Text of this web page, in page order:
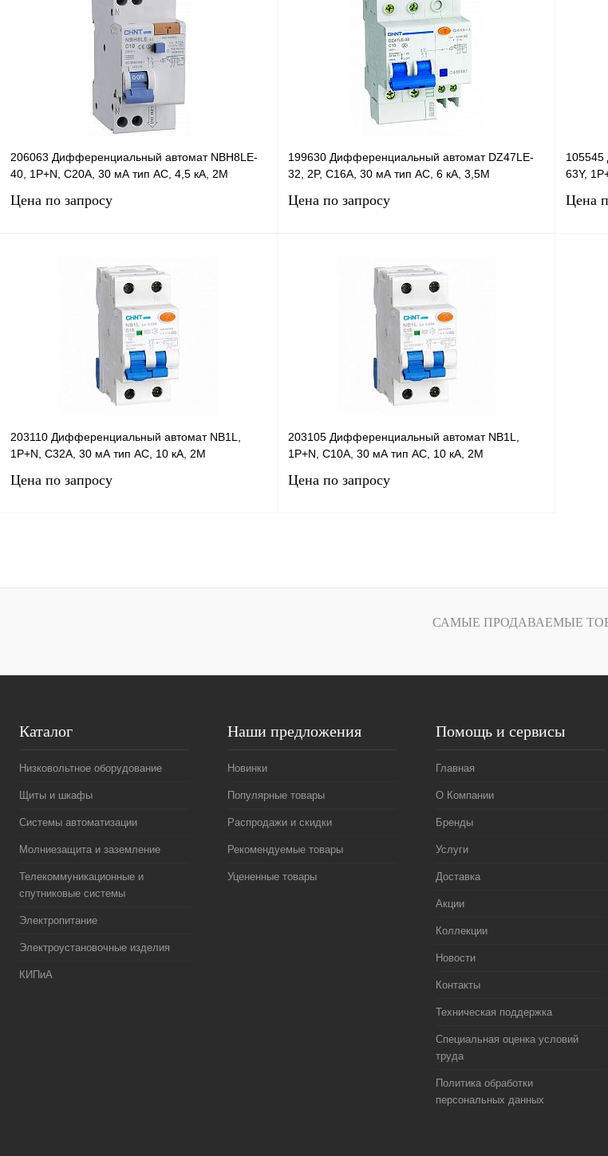
Сравнение
наличии
Купить в 1 клик Сравнение
наличии
206063 Дифференциальный автомат NBH8LE-
40, 1P+N, C20А, 30 мА тип AC, 4,5 кА, 2М
Цена по запросу
Запросить цену
Сравнение
наличии
199630 Дифференциальный автомат DZ47LE-
32, 2P, C16А, 30 мА тип AC, 6 кА, 3,5М
Цена по запросу
Запросить цену
Сравнение
наличии
105545
63Y,
Цена
203110 Дифференциальный автомат NB1L,
1P+N, C32А, 30 мА тип AC, 10 кА, 2М
Цена по запросу
Купить в 1 клик Сравнение
203105 Дифференциальный автомат NB1L,
1P+N, C10А, 30 мА тип AC, 10 кА, 2М
Цена по запросу
Купить в 1 клик Сравнение
САМЫЕ ПРОДАВАЕМЫЕ
Каталог
Низковольтное оборудование
Щиты и шкафы
Системы автоматизации
Молниезащита и заземление
Телекоммуникационные и
спутниковые системы
Электропитание
Электроустановочные изделия
КИПиА
Наши предложения
Новинки
Популярные товары
Распродажи и скидки
Рекомендуемые товары
Уцененные товары
Помощь и сервисы
Главная
О Компании
Бренды
Услуги
Доставка
Акции
Коллекции
Новости
Контакты
Техническая поддержка
Специальная оценка условий
труда
Политика обработки
персональных данных